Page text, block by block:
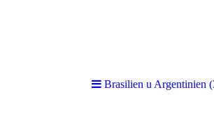
Brasilien uBrasilien u Argentinien